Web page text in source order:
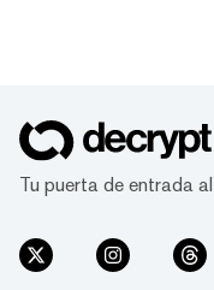
Tu puerta de entrada